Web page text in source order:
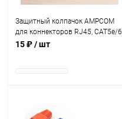
Защитный колпачок AMPCOM
для коннекторов RJ45, CAT5e/6
Серый
15 ₽/ шт